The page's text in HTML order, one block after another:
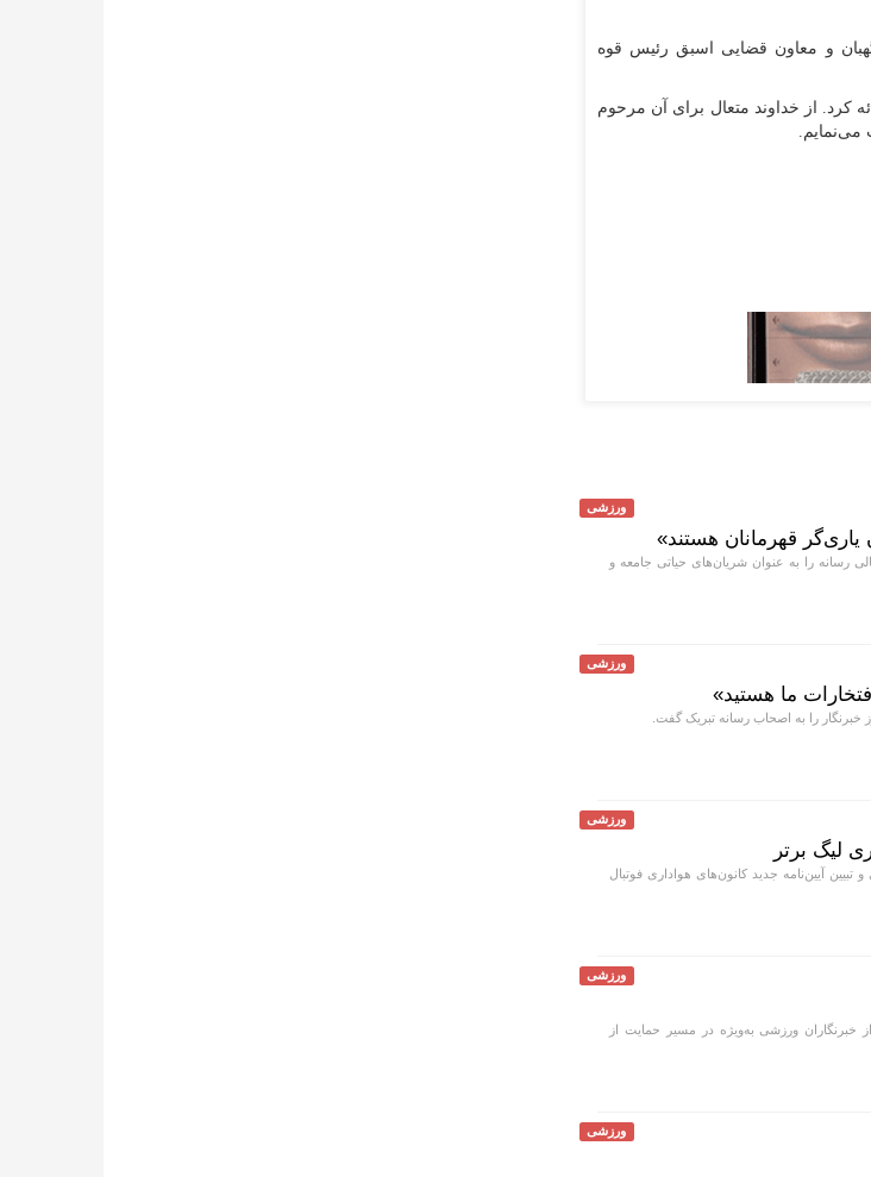
و معاون قضایی اسبق رئیس قوه
کرد. از خداوند متعال برای آن مرحوم
می‌نمایم.
ورزشی
یاری‌گر قهرمانان هستند»
رسانه را به عنوان شریان‌های حیاتی جامعه و
ورزشی
ما هستید»
ورزشی
لیگ برتر
آیین‌نامه جدید کانون‌های هواداری فوتبال
ورزشی
خبرنگاران ورزشی به‌ویژه در مسیر حمایت از
ورزشی